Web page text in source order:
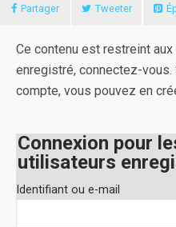
Partager Tweeter
Ce contenu est restreint
enregistré, connectez-vous.
compte, vous pouvez en
Connexion pour
utilisateurs
Identifiant ou e-mail